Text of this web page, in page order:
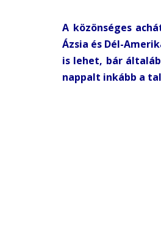
A közönséges
Ázsia és Dél-
is lehet, bár
nappalt inkább a